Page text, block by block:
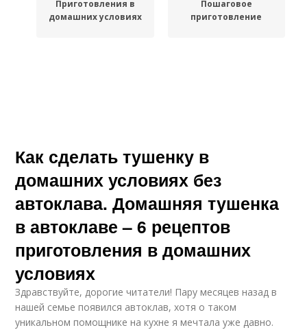
Приготовления в
домашних условиях
Пошаговое
приготовление
Как сделать тушенку в
домашних условиях без
автоклава. Домашняя тушенка
в автоклаве – 6 рецептов
приготовления в домашних
условиях
Здравствуйте, дорогие читатели! Пару месяцев назад в
нашей семье появился автоклав, хотя о таком
уникальном помощнике на кухне я мечтала уже давно.